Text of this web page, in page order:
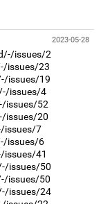
2023-05-28
issues/2
issues/23
issues/19
issues/4
issues/52
issues/20
issues/7
issues/6
41
issues/50
issues/50
issues/24